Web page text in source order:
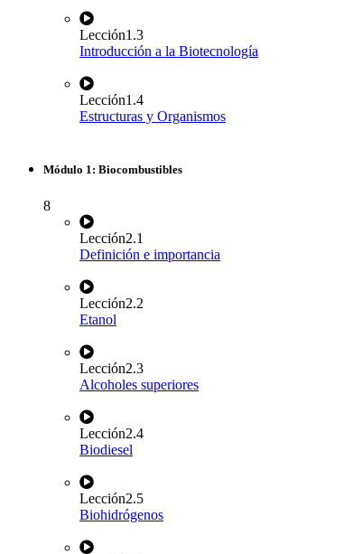
Lección1.3
Introducción a la Biotecnología
Lección1.4
Estructuras y Organismos
Módulo 1: Biocombustibles
8
Lección2.1
Definición e importancia
Lección2.2
Etanol
Lección2.3
Alcoholes superiores
Lección2.4
Biodiesel
Lección2.5
Biohidrógenos